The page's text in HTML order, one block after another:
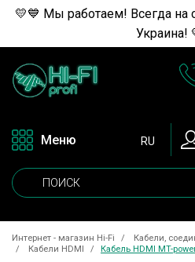
💛💙 Мы работаем! Всегда на
Украина!
Меню RU
Интернет - магазин Hi-Fi
Кабели,
Кабели HDMI
Кабель HDMI MT-